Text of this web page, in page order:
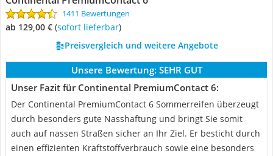
1411 Bewertungen
ab 129,00 € ( Sofort lieferbar)
Preisvergleich und weitere Angebote
Unsere Bewertung: SEHR GUT
Unser Fazit für Continental PremiumContact 6:
Der Continental PremiumContact 6 Sommerreifen überzeugt
durch besonders gute Nasshaftung und bringt Sie somit
auch auf nassen Straßen sicher an Ihr Ziel. Er besticht durch
einen effizienten Kraftstoffverbrauch sowie eine besonders